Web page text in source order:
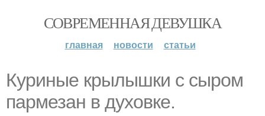
СОВРЕМЕННАЯ ДЕВУШКА
главная новости статьи
Куриные крылышки с сыром
пармезан в духовке.